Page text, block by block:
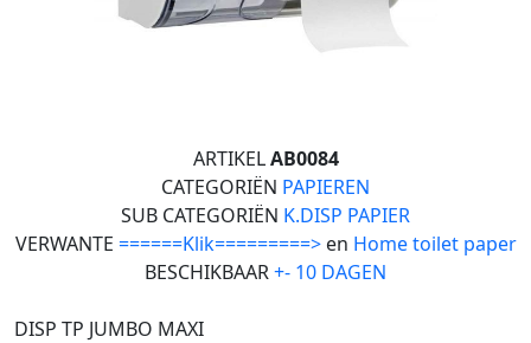
ARTIKELAB0084
CATEGORIËN PAPIEREN
SUB CATEGORIËN K.DISP PAPIER
VERWANTE ======Klik=========>en Home toilet paper
BESCHIKBAAR+- 10 DAGEN
DISP TP JUMBO MAXI